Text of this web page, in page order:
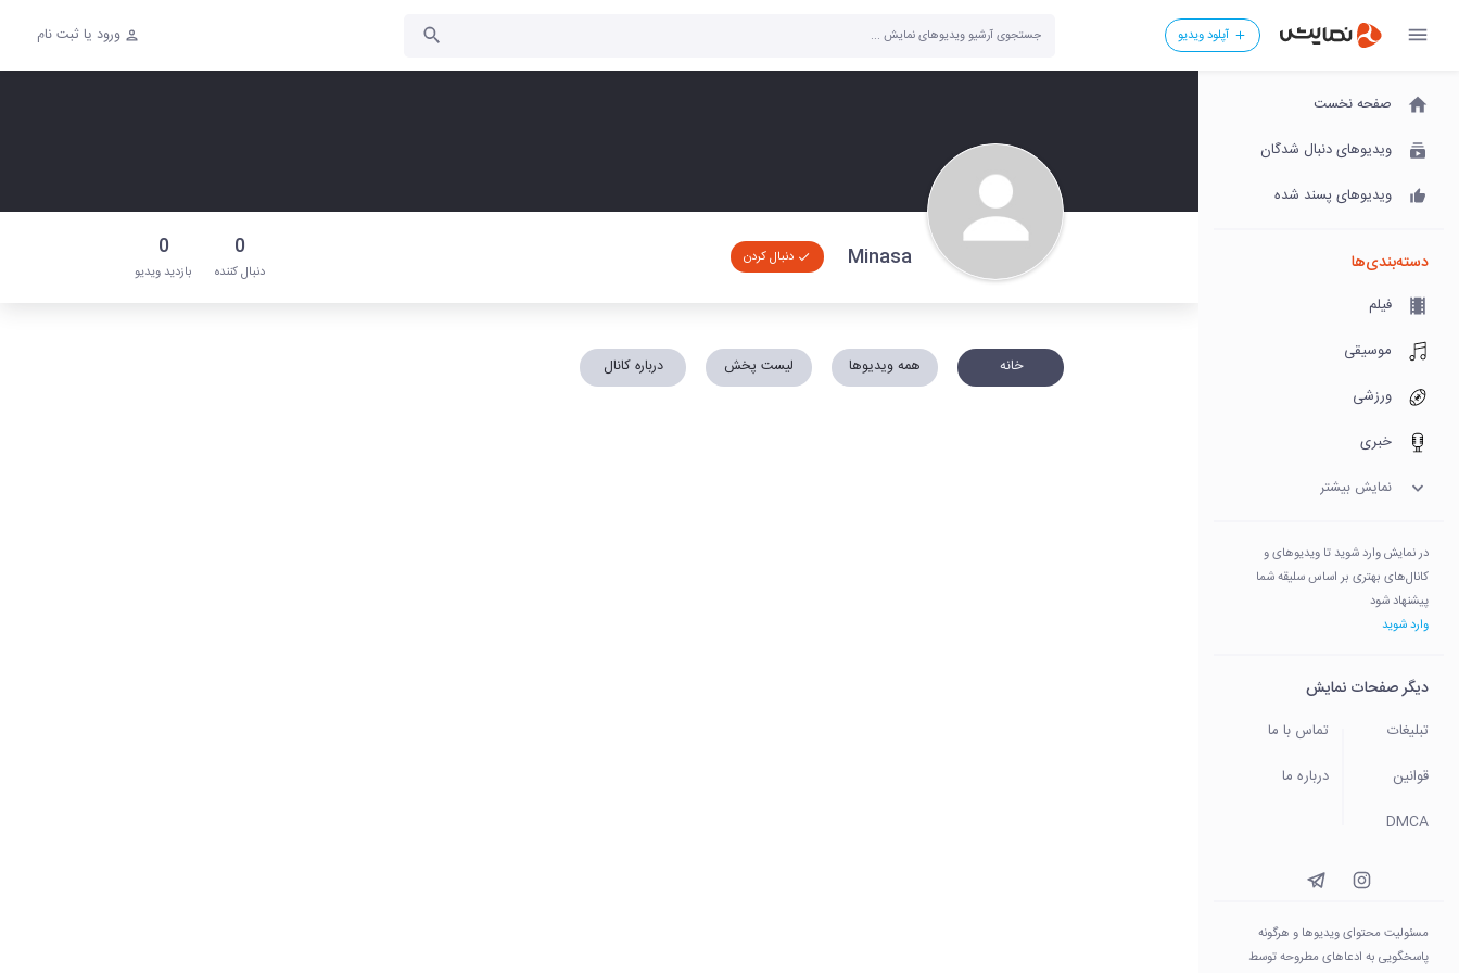
آپلود ویدیو ورود یا ثبت نام
صفحه نخست
ویدیوهای دنبال شدگان
ویدیوهای پسند شده
دسته‌بندی‌ها
فیلم
موسیقی
ورزشی
خبری
نمایش بیشتر
در نمایش وارد شوید تا ویدیوهای و
کانال‌های بهتری بر اساس سلیقه شما
پیشنهاد شود
وارد شوید
دیگر صفحات نمایش
تبلیغات
تماس با ما
قوانین
درباره ما
DMCA
مسئولیت محتوای ویدیو‌ها و هرگونه
پاسخگویی به ادعاهای مطروحه توسط
Minasa دنبال کردن 0
دنبال‌ کننده
0
بازدید ویدیو
خانه همه ویدیوها لیست پخش درباره کانال